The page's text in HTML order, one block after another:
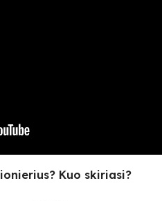
Kuo skiriasi?